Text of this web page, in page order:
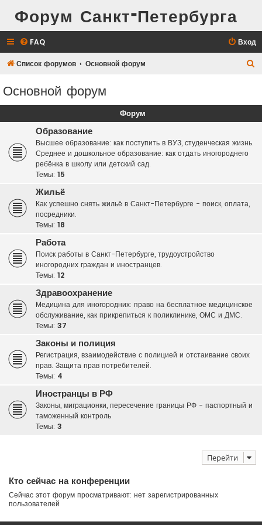
Форум Санкт-Петербурга
FAQ Вход
Список форумов Основной форум
к
Основной форум
Форум
Образование
Высшее образование: как поступить в ВУЗ, студенческая жизнь.
Среднее и дошкольное образование: как отдать иногороднего
ребёнка в школу или детский сад.
Темы: 15
Жильё
Как успешно снять жильё в Санкт-Петербурге - поиск, оплата,
посредники.
Темы: 18
Работа
Поиск работы в Санкт-Петербурге, трудоустройство
иногородних граждан и иностранцев.
Темы: 12
Здравоохранение
Медицина для иногородних: право на бесплатное медицинское
обслуживание, как прикрепиться к поликлинике, ОМС и ДМС.
Темы: 37
Законы и полиция
Регистрация, взаимодействие с полицией и отстаивание своих
прав. Защита прав потребителей.
Темы: 4
Иностранцы в РФ
Законы, миграционки, пересечение границы РФ - паспортный и
таможенный контроль
Темы: 3
Перейти
Кто сейчас на конференции
Сейчас этот форум просматривают: нет зарегистрированных
пользователей